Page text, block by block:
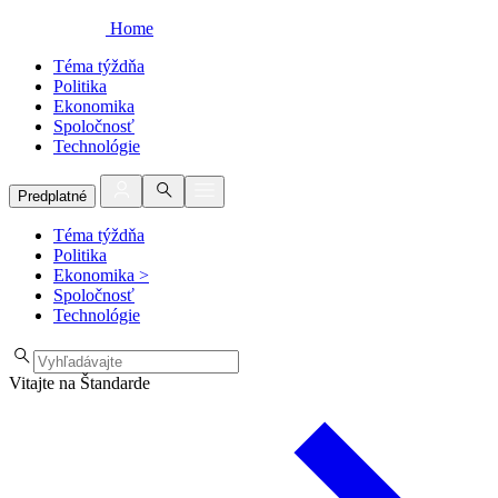
Home
Téma týždňa
Politika
Ekonomika
Spoločnosť
Technológie
Predplatné
Téma týždňa
Politika
Ekonomika >
Spoločnosť
Technológie
Vitajte na Štandarde